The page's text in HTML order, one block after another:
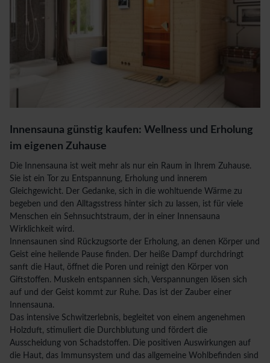
Innensauna günstig kaufen: Wellness und Erholung
im eigenen Zuhause
Die Innensauna ist weit mehr als nur ein Raum in Ihrem Zuhause.
Sie ist ein Tor zu Entspannung, Erholung und innerem
Gleichgewicht. Der Gedanke, sich in die wohltuende Wärme zu
begeben und den Alltagsstress hinter sich zu lassen, ist für viele
Menschen ein Sehnsuchtstraum, der in einer Innensauna
Wirklichkeit wird.
Innensaunen sind Rückzugsorte der Erholung, an denen Körper und
Geist eine heilende Pause finden. Der heiße Dampf durchdringt
sanft die Haut, öffnet die Poren und reinigt den Körper von
Giftstoffen. Muskeln entspannen sich, Verspannungen lösen sich
auf und der Geist kommt zur Ruhe. Das ist der Zauber einer
Innensauna.
Das intensive Schwitzerlebnis, begleitet von einem angenehmen
Holzduft, stimuliert die Durchblutung und fördert die
Ausscheidung von Schadstoffen. Die positiven Auswirkungen auf
die Haut, das Immunsystem und das allgemeine Wohlbefinden sind